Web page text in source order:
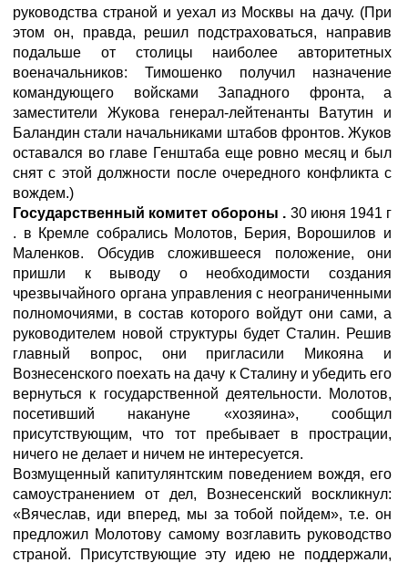
руководства страной и уехал из Москвы на дачу. (При
этом он, правда, решил подстраховаться, направив
подальше от столицы наиболее авторитетных
военачальников: Тимошенко получил назначение
командующего войсками Западного фронта, а
заместители Жукова генерал-лейтенанты Ватутин и
Баландин стали начальниками штабов фронтов. Жуков
оставался во главе Генштаба еще ровно месяц и был
снят с этой должности после очередного конфликта с
вождем.)
Государственный комитет обороны . 30 июня 1941 г
. в Кремле собрались Молотов, Берия, Ворошилов и
Маленков. Обсудив сложившееся положение, они
пришли к выводу о необходимости создания
чрезвычайного органа управления с неограниченными
полномочиями, в состав которого войдут они сами, а
руководителем новой структуры будет Сталин. Решив
главный вопрос, они пригласили Микояна и
Вознесенского поехать на дачу к Сталину и убедить его
вернуться к государственной деятельности. Молотов,
посетивший накануне «хозяина», сообщил
присутствующим, что тот пребывает в прострации,
ничего не делает и ничем не интересуется.
Возмущенный капитулянтским поведением вождя, его
самоустранением от дел, Вознесенский воскликнул:
«Вячеслав, иди вперед, мы за тобой пойдем», т.е. он
предложил Молотову самому возглавить руководство
страной. Присутствующие эту идею не поддержали,